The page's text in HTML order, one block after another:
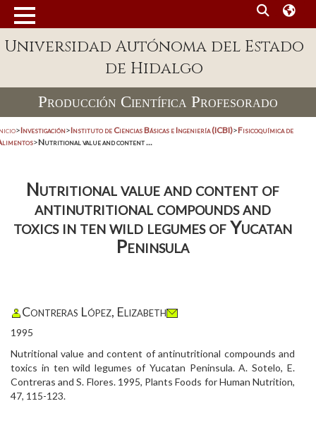
Universidad Autónoma del Estado
de Hidalgo
Producción Científica Profesorado
>Investigación>Instituto de Ciencias Básicas e Ingeniería (ICBI)>Fisicoquímica de
>Nutritional value and content ...
Nutritional value and content of
antinutritional compounds and
toxics in ten wild legumes of Yucatan
Peninsula
Contreras López, Elizabeth
1995
Nutritional value and content of antinutritional compounds and
toxics in ten wild legumes of Yucatan Peninsula. A. Sotelo, E.
Contreras and S. Flores. 1995, Plants Foods for Human Nutrition,
47, 115-123.